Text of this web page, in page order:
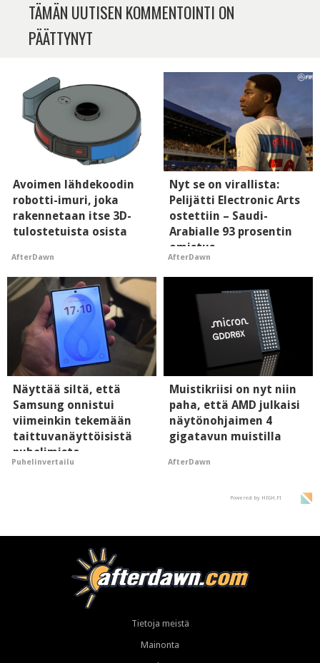
TÄMÄN UUTISEN KOMMENTOINTI ON
PÄÄTTYNYT
Avoimen lähdekoodin
robotti-imuri, joka
rakennetaan itse 3D-
tulostetuista osista
AfterDawn
Nyt se on virallista:
Pelijätti Electronic Arts
ostettiin – Saudi-
Arabialle 93 prosentin
omistus
AfterDawn
Näyttää siltä, että
Samsung onnistui
viimeinkin tekemään
taittuvanäyttöisistä
puhelimista
supersuosittuja
Puhelinvertailu
Muistikriisi on nyt niin
paha, että AMD julkaisi
näytönohjaimen 4
gigatavun muistilla
AfterDawn
Powered by HIGH.FI
Tietoja meistä
Mainonta